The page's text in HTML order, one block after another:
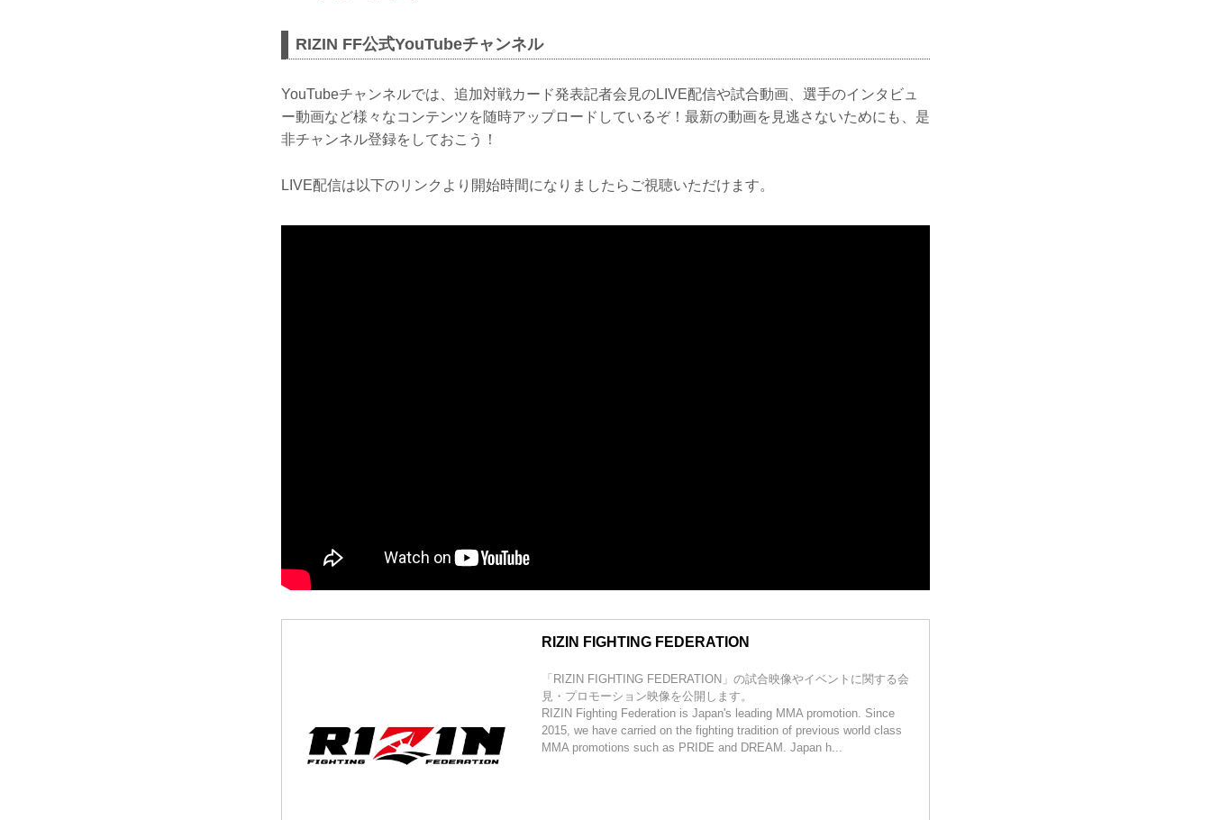
RIZIN FF公式YouTubeチャンネル
YouTubeチャンネルでは、追加対戦カード発表記者会見のLIVE配信や試合動画、選手のインタビュ
ー動画など様々なコンテンツを随時アップロードしているぞ！最新の動画を見逃さないためにも、是
非チャンネル登録をしておこう！
LIVE配信は以下のリンクより開始時間になりましたらご視聴いただけます。
RIZIN FIGHTING FEDERATION
「RIZIN FIGHTING FEDERATION」の試合映像やイベントに関する会
見・プロモーション映像を公開します。
RIZIN Fighting Federation is Japan's leading MMA promotion. Since
2015, we have carried on the fighting tradition of previous world class
MMA promotions such as PRIDE and DREAM. Japan h...